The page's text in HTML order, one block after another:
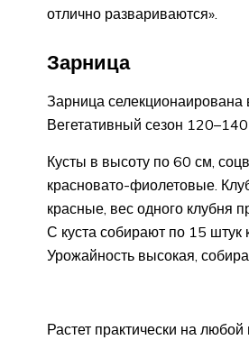
отлично развариваются».
Зарница
Зарница селекционаирована
Вегетативный сезон
Кусты в высоту по 60 см,
красновато-фиолетовые.
красные, вес одного клубня
С куста собирают по 15 штук
Урожайность высокая,
Растет практически на любой